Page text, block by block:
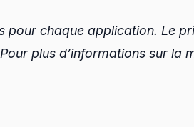
pour chaque application. Le
plus d’informations sur la